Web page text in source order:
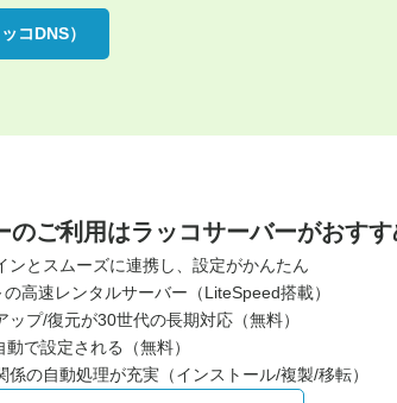
コDNS）
のご利用はラッコサーバーがおす
ンとスムーズに連携し、設定がかんたん
の高速レンタルサーバー（LiteSpeed搭載）
ップ/復元が30世代の長期対応（無料）
で設定される（無料）
係の自動処理が充実（インストール/複製/移転）